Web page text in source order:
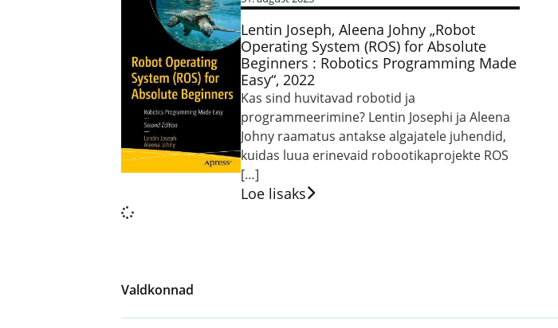
Lentin Joseph, Aleena Johny „Robot
Operating System (ROS) for Absolute
Beginners : Robotics Programming Made
Easy“, 2022
Kas sind huvitavad robotid ja
programmeerimine? Lentin Josephi ja Aleena
Johny raamatus antakse algajatele juhendid,
kuidas luua erinevaid robootikaprojekte ROS
[…]
Loe lisaks
Valdkonnad